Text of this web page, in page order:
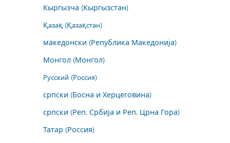
Кыргызча (Кыргызстан)
Қазақ (Қазақстан)
македонски (Република Македонија)
Монгол (Монгол)
Русский (Россия)
српски (Босна и Херцеговина)
српски (Реп. Србија и Реп. Црна Гора)
Татар (Россия)